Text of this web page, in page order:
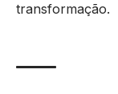
transformação.